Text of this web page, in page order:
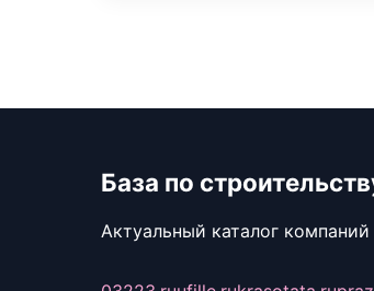
База по
Актуальный каталог